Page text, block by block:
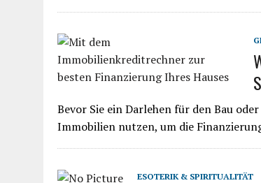
Bevor Sie ein Darlehen für den Bau
Immobilien nutzen, um die
ESOTERIK & SPIRITUALITÄT